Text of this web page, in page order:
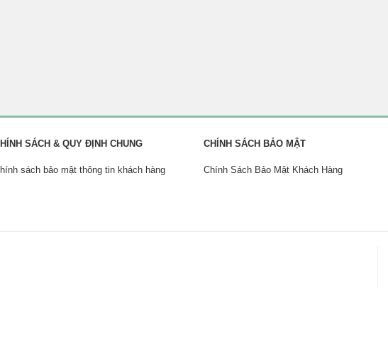
SÁCH & QUY ĐỊNH CHUNG
sách bảo mật thông tin khách hàng
CHÍNH SÁCH BẢO MẬT
Chính Sách Bảo Mật Khách Hàng